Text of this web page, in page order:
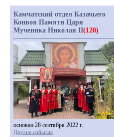
Камчатский отдел Казачьего
Конвоя Памяти Царя
Мученика Николая II(120)
основан 28 сентября 2022 г.
Другие события